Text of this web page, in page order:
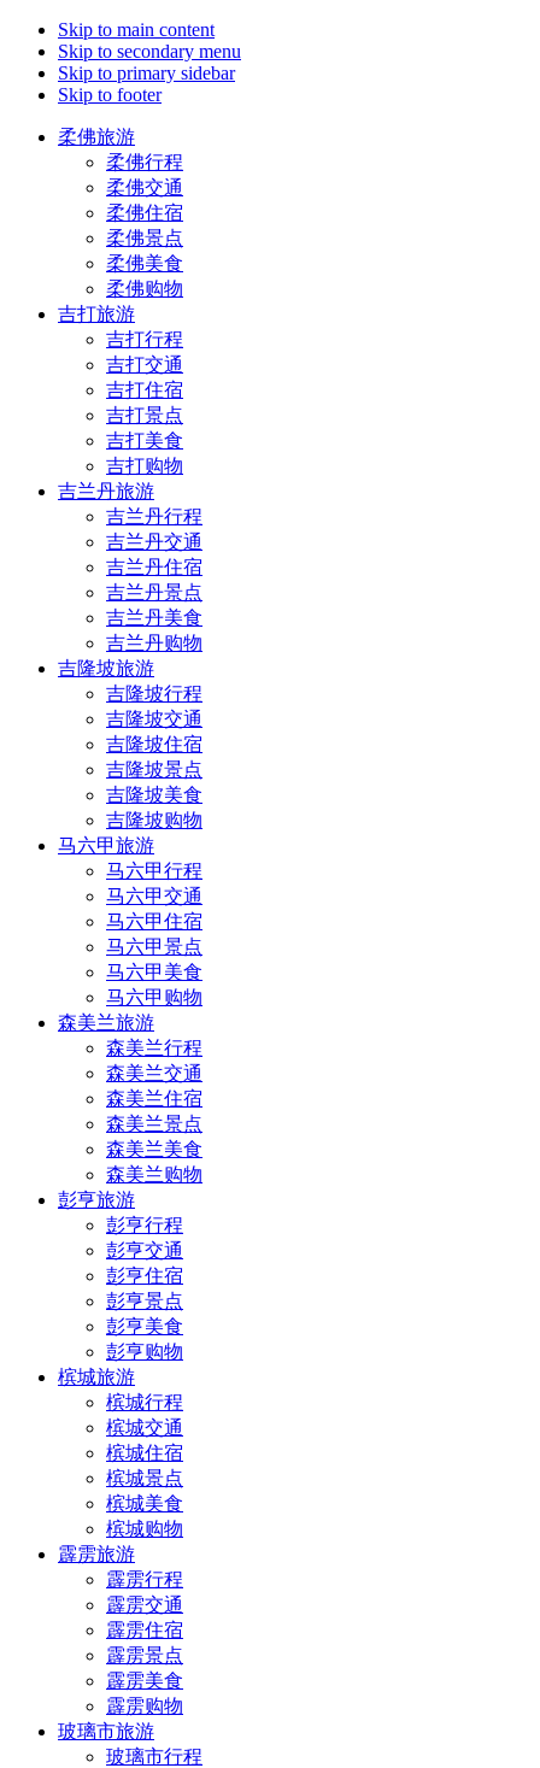
Skip to main content
Skip to secondary menu
Skip to primary sidebar
Skip to footer
柔佛旅游
柔佛行程
柔佛交通
柔佛住宿
柔佛景点
柔佛美食
柔佛购物
吉打旅游
吉打行程
吉打交通
吉打住宿
吉打景点
吉打美食
吉打购物
吉兰丹旅游
吉兰丹行程
吉兰丹交通
吉兰丹住宿
吉兰丹景点
吉兰丹美食
吉兰丹购物
吉隆坡旅游
吉隆坡行程
吉隆坡交通
吉隆坡住宿
吉隆坡景点
吉隆坡美食
吉隆坡购物
马六甲旅游
马六甲行程
马六甲交通
马六甲住宿
马六甲景点
马六甲美食
马六甲购物
森美兰旅游
森美兰行程
森美兰交通
森美兰住宿
森美兰景点
森美兰美食
森美兰购物
彭亨旅游
彭亨行程
彭亨交通
彭亨住宿
彭亨景点
彭亨美食
彭亨购物
槟城旅游
槟城行程
槟城交通
槟城住宿
槟城景点
槟城美食
槟城购物
霹雳旅游
霹雳行程
霹雳交通
霹雳住宿
霹雳景点
霹雳美食
霹雳购物
玻璃市旅游
玻璃市行程